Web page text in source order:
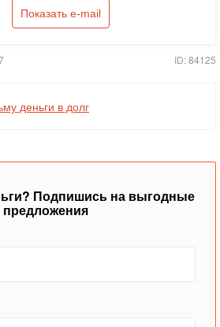
Показать e-mail
ID: 84125
деньги в долг
Подпишись на выгодные